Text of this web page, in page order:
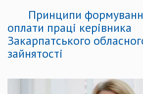
Принципи
оплати праці керівника
Закарпатського
зайнятості